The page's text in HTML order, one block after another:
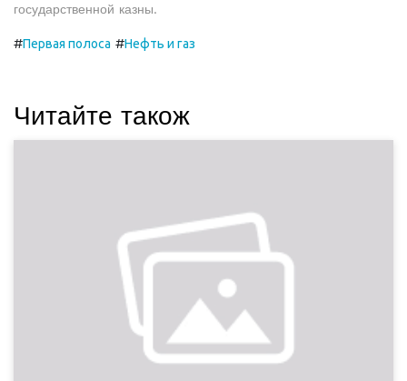
государственной казны.
#Первая полоса #Нефть и газ
Читайте також